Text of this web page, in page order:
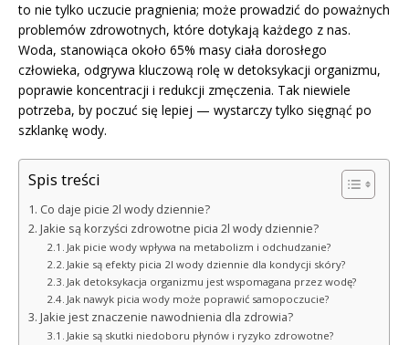
to nie tylko uczucie pragnienia; może prowadzić do poważnych
problemów zdrowotnych, które dotykają każdego z nas.
Woda, stanowiąca około 65% masy ciała dorosłego
człowieka, odgrywa kluczową rolę w detoksykacji organizmu,
poprawie koncentracji i redukcji zmęczenia. Tak niewiele
potrzeba, by poczuć się lepiej — wystarczy tylko sięgnąć po
szklankę wody.
Spis treści
Co daje picie 2l wody dziennie?
Jakie są korzyści zdrowotne picia 2l wody dziennie?
Jak picie wody wpływa na metabolizm i odchudzanie?
Jakie są efekty picia 2l wody dziennie dla kondycji skóry?
Jak detoksykacja organizmu jest wspomagana przez wodę?
Jak nawyk picia wody może poprawić samopoczucie?
Jakie jest znaczenie nawodnienia dla zdrowia?
Jakie są skutki niedoboru płynów i ryzyko zdrowotne?